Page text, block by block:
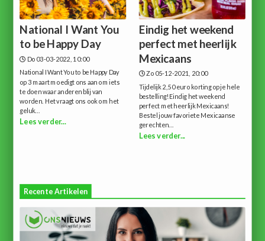
National I Want You
to be Happy Day
Do 03-03-2022, 10:00
National I Want You to be Happy Day
op 3 maart moedigt ons aan om iets
te doen waar anderen blij van
worden. Het vraagt ​​ons ook om het
geluk...
Lees verder...
Eindig het weekend
perfect met heerlijk
Mexicaans
Zo 05-12-2021, 20:00
Tijdelijk 2,50 euro korting op je hele
bestelling!Eindig het weekend
perfect met heerlijk Mexicaans!
Bestel jouw favoriete Mexicaanse
gerechten...
Lees verder...
Recente Artikelen